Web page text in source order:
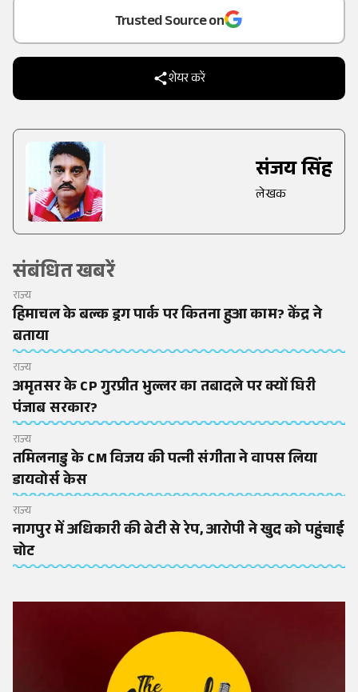
Trusted Source on
शेयर करें
संजय सिंह
लेखक
संबंधित खबरें
राज्य
हिमाचल के बल्क ड्रग पार्क पर कितना हुआ काम? केंद्र ने
बताया
राज्य
अमृतसर के CP गुरप्रीत भुल्लर का तबादले पर क्यों घिरी
पंजाब सरकार?
राज्य
तमिलनाडु के CM विजय की पत्नी संगीता ने वापस लिया
डायवोर्स केस
राज्य
नागपुर में अधिकारी की बेटी से रेप, आरोपी ने खुद को पहुंचाई
चोट